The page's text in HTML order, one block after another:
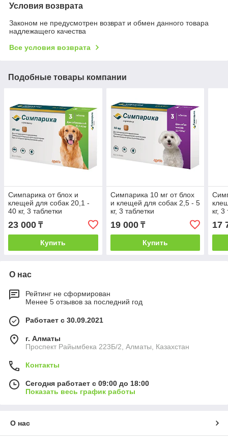
Условия возврата
Законом не предусмотрен возврат и обмен данного товара
надлежащего качества
Все условия возврата
Подобные товары компании
Симпарика от блох и
клещей для собак 20,1 -
40 кг, 3 таблетки
23 000 ₸
Купить
Симпарика 10 мг от блох
и клещей для собак 2,5 - 5
кг, 3 таблетки
19 000₸
Купить
кг,
17
О нас
Рейтинг не сформирован
Менее 5 отзывов за последний год
Работает с 30.09.2021
г. Алматы
Проспект Райымбека 223Б/2, Алматы, Казахстан
Контакты
Сегодня работает с 09:00 до 18:00
Показать весь график работы
О нас